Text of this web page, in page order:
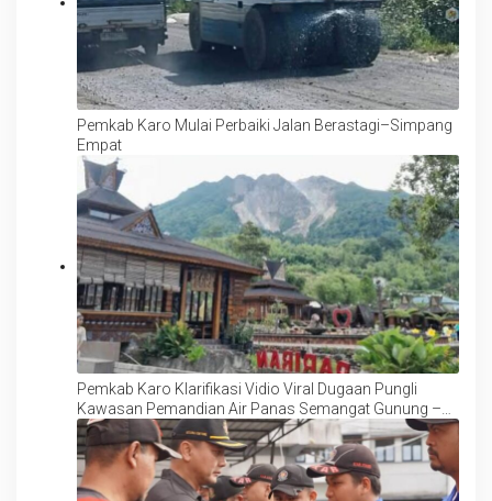
Pemkab Karo Mulai Perbaiki Jalan Berastagi–Simpang
Empat
Pemkab Karo Klarifikasi Vidio Viral Dugaan Pungli
Kawasan Pemandian Air Panas Semangat Gunung –
Doulu